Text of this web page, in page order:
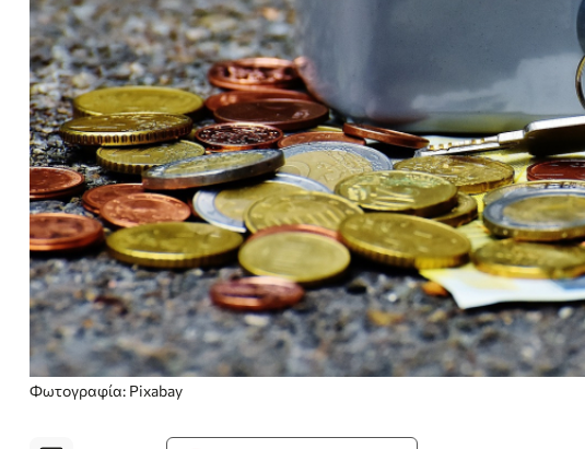
Φωτογραφία: Pixabay